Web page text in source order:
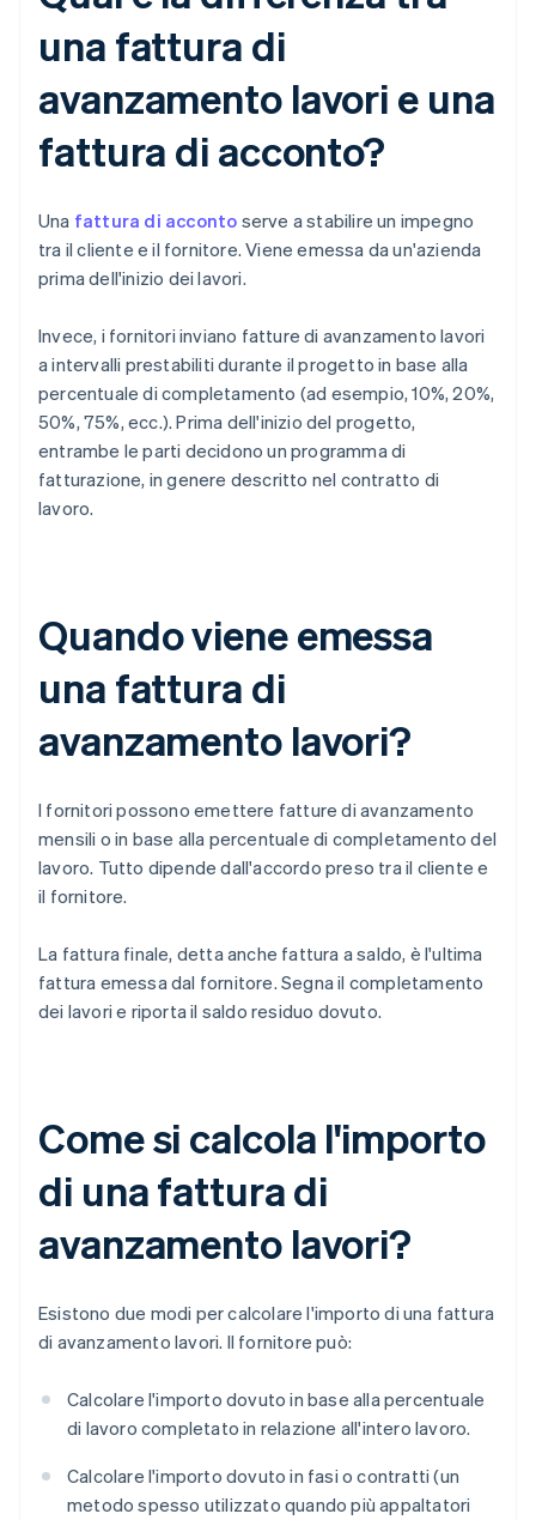
una fattura di
avanzamento lavori e una
fattura di acconto?
Una fattura di acconto serve a stabilire un impegno
tra il cliente e il fornitore. Viene emessa da un'azienda
prima dell'inizio dei lavori.
Invece, i fornitori inviano fatture di avanzamento lavori
a intervalli prestabiliti durante il progetto in base alla
percentuale di completamento (ad esempio, 10%, 20%,
50%, 75%, ecc.). Prima dell'inizio del progetto,
entrambe le parti decidono un programma di
fatturazione, in genere descritto nel contratto di
lavoro.
Quando viene emessa
una fattura di
avanzamento lavori?
I fornitori possono emettere fatture di avanzamento
mensili o in base alla percentuale di completamento del
lavoro. Tutto dipende dall'accordo preso tra il cliente e
il fornitore.
La fattura finale, detta anche fattura a saldo, è l'ultima
fattura emessa dal fornitore. Segna il completamento
dei lavori e riporta il saldo residuo dovuto.
Come si calcola l'importo
di una fattura di
avanzamento lavori?
Esistono due modi per calcolare l'importo di una fattura
di avanzamento lavori. Il fornitore può:
Calcolare l'importo dovuto in base alla percentuale
di lavoro completato in relazione all'intero lavoro.
Calcolare l'importo dovuto in fasi o contratti (un
metodo spesso utilizzato quando più appaltatori